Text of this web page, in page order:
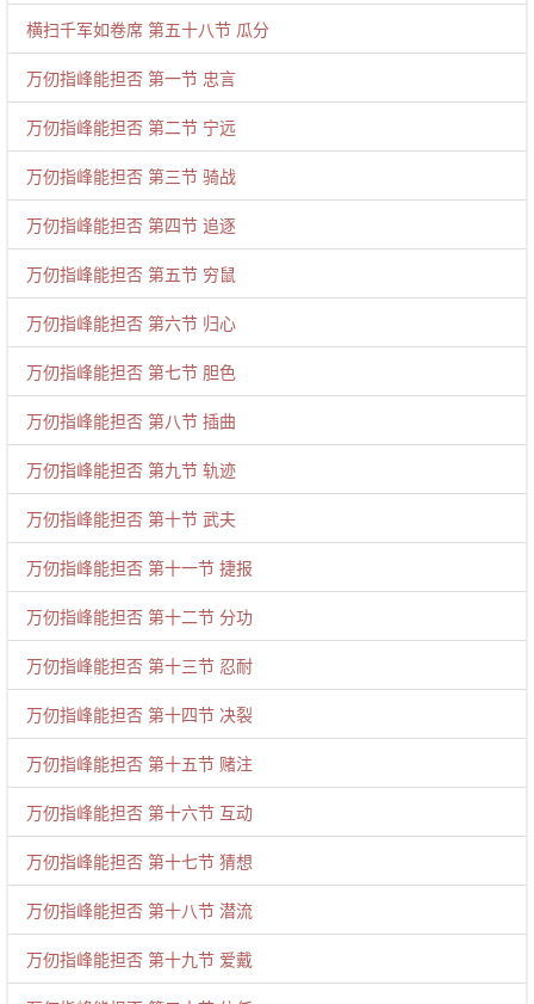
横扫千军如卷席 第五十八节 瓜分
万仞指峰能担否 第一节 忠言
万仞指峰能担否 第二节 宁远
万仞指峰能担否 第三节 骑战
万仞指峰能担否 第四节 追逐
万仞指峰能担否 第五节 穷鼠
万仞指峰能担否 第六节 归心
万仞指峰能担否 第七节 胆色
万仞指峰能担否 第八节 插曲
万仞指峰能担否 第九节 轨迹
万仞指峰能担否 第十节 武夫
万仞指峰能担否 第十一节 捷报
万仞指峰能担否 第十二节 分功
万仞指峰能担否 第十三节 忍耐
万仞指峰能担否 第十四节 决裂
万仞指峰能担否 第十五节 赌注
万仞指峰能担否 第十六节 互动
万仞指峰能担否 第十七节 猜想
万仞指峰能担否 第十八节 潜流
万仞指峰能担否 第十九节 爱戴